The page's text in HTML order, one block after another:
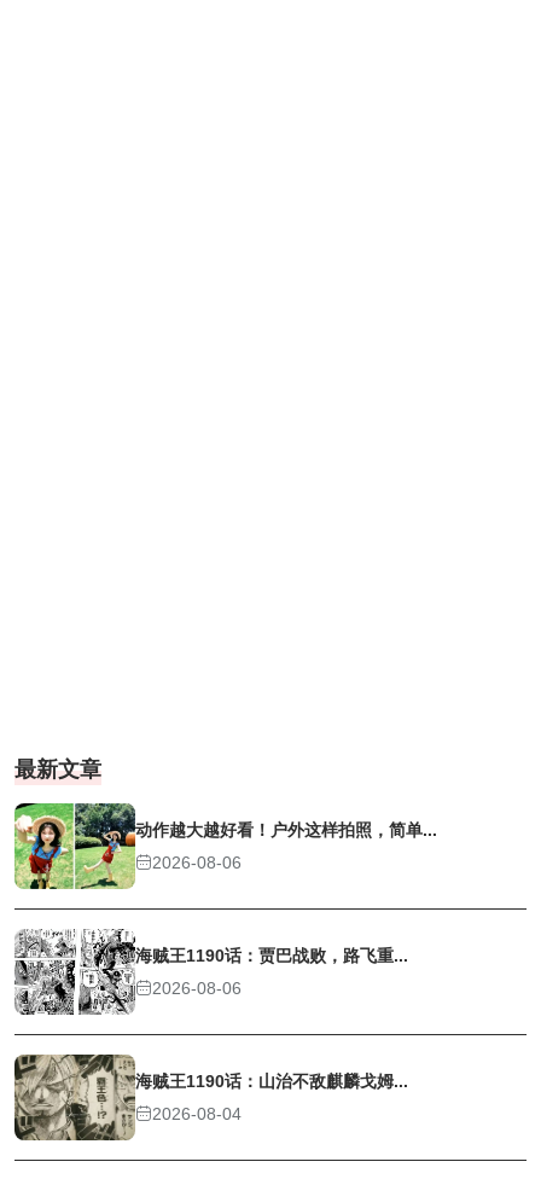
最新文章
动作越大越好看！户外这样拍照，简单...
2026-08-06
海贼王1190话：贾巴战败，路飞重...
2026-08-06
海贼王1190话：山治不敌麒麟戈姆...
2026-08-04